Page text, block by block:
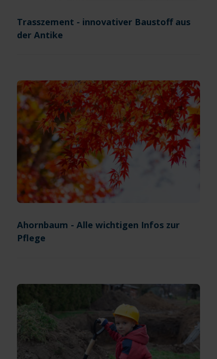
Trasszement - innovativer Baustoff aus
der Antike
Ahornbaum - Alle wichtigen Infos zur
Pflege